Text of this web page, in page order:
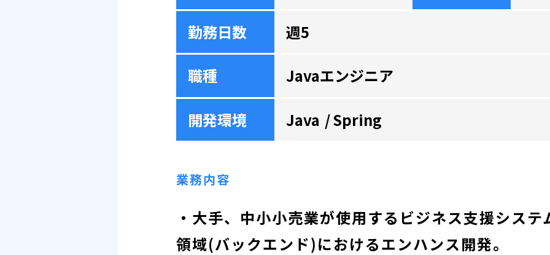
勤務日数 週5
職種 Javaエンジニア
開発環境 Java Spring
業務内容
・大手、中小小売業が使用するビジネス支援システ
領域(バックエンド)におけるエンハンス開発。